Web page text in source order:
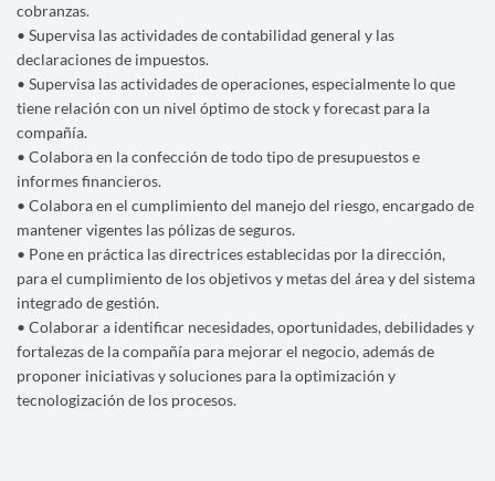
cobranzas.
• Supervisa las actividades de contabilidad general y las
declaraciones de impuestos.
• Supervisa las actividades de operaciones, especialmente lo que
tiene relación con un nivel óptimo de stock y forecast para la
compañía.
• Colabora en la confección de todo tipo de presupuestos e
informes financieros.
• Colabora en el cumplimiento del manejo del riesgo, encargado de
mantener vigentes las pólizas de seguros.
• Pone en práctica las directrices establecidas por la dirección,
para el cumplimiento de los objetivos y metas del área y del sistema
integrado de gestión.
• Colaborar a identificar necesidades, oportunidades, debilidades y
fortalezas de la compañía para mejorar el negocio, además de
proponer iniciativas y soluciones para la optimización y
tecnologización de los procesos.